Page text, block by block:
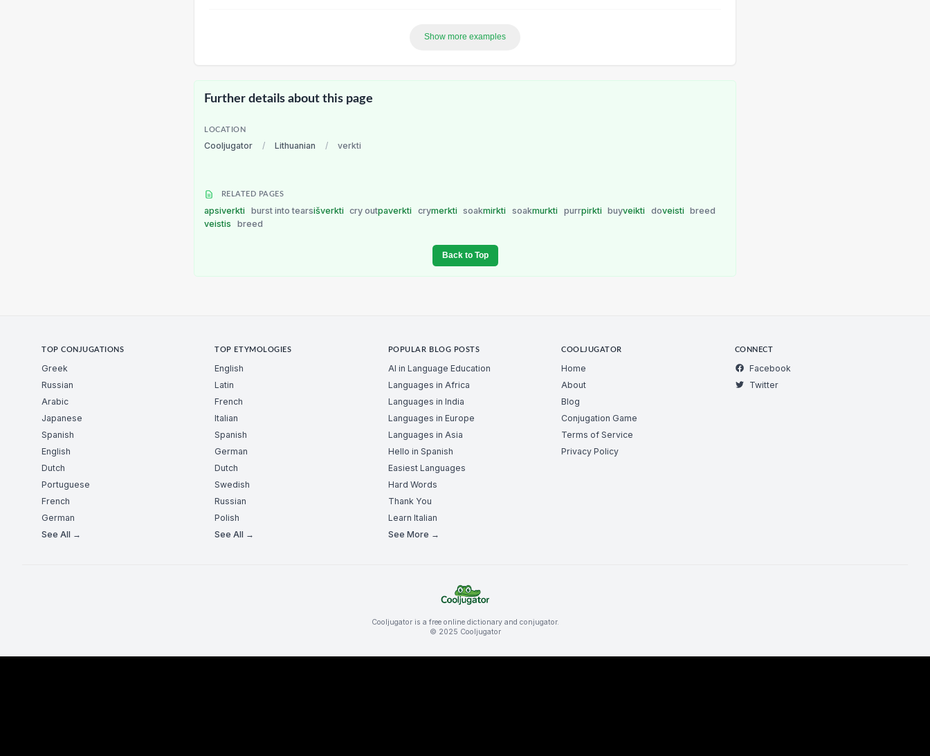
Show more examples
Further details about this page
LOCATION
Cooljugator / Lithuanian / verkti
RELATED PAGES
apsiverkti burst into tearsišverkti cry outpaverkti crymerkti soakmirkti soakmurkti purrpirkti buyveikti doveisti
breed
veistis
breed
Back to Top
TOP CONJUGATIONS
Greek
Russian
Arabic
Japanese
Spanish
English
Dutch
Portuguese
French
German
See All →
TOP ETYMOLOGIES
English
Latin
French
Italian
Spanish
German
Dutch
Swedish
Russian
Polish
See All →
POPULAR BLOG POSTS
AI in Language Education
Languages in Africa
Languages in India
Languages in Europe
Languages in Asia
Hello in Spanish
Easiest Languages
Hard Words
Thank You
Learn Italian
See More →
COOLJUGATOR
Home
About
Blog
Conjugation Game
Terms of Service
Privacy Policy
CONNECT
Facebook
Twitter
Cooljugator is a free online dictionary and conjugator.
© 2025 Cooljugator